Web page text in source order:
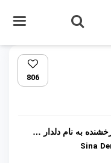
806
به نام دلدار …
Sina